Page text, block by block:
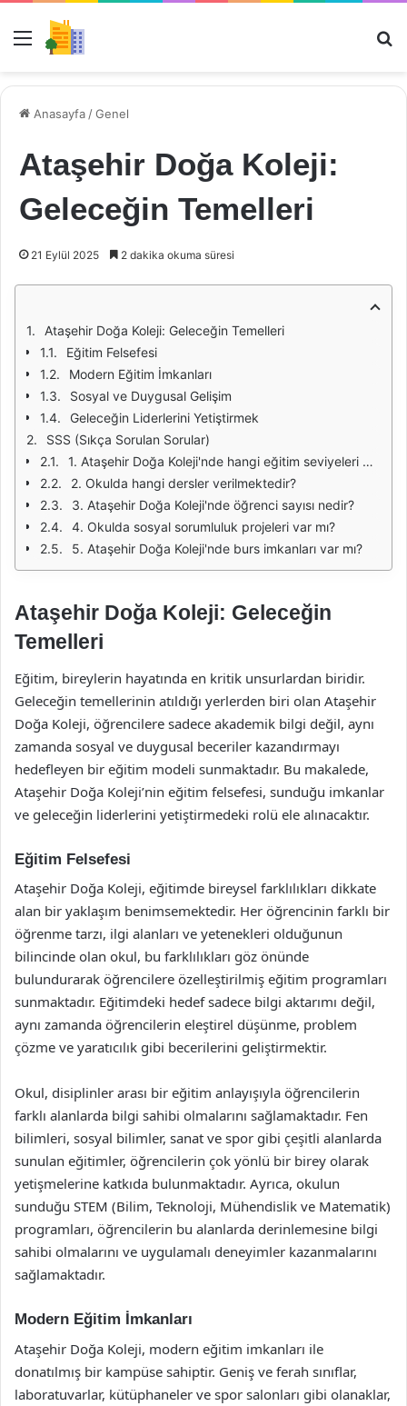
Menü
Anasayfa /Genel
Ataşehir Doğa Koleji:
Geleceğin Temelleri
21 Eylül 2025 2 dakika okuma süresi
Ataşehir Doğa Koleji: Geleceğin Temelleri
Eğitim Felsefesi
Modern Eğitim İmkanları
Sosyal ve Duygusal Gelişim
Geleceğin Liderlerini Yetiştirmek
SSS (Sıkça Sorulan Sorular)
1. Ataşehir Doğa Koleji'nde hangi eğitim seviyeleri bulunmaktadır?
2. Okulda hangi dersler verilmektedir?
3. Ataşehir Doğa Koleji'nde öğrenci sayısı nedir?
4. Okulda sosyal sorumluluk projeleri var mı?
5. Ataşehir Doğa Koleji'nde burs imkanları var mı?
Ataşehir Doğa Koleji: Geleceğin
Temelleri
Eğitim, bireylerin hayatında en kritik unsurlardan biridir.
Geleceğin temellerinin atıldığı yerlerden biri olan Ataşehir
Doğa Koleji, öğrencilere sadece akademik bilgi değil, aynı
zamanda sosyal ve duygusal beceriler kazandırmayı
hedefleyen bir eğitim modeli sunmaktadır. Bu makalede,
Ataşehir Doğa Koleji’nin eğitim felsefesi, sunduğu imkanlar
ve geleceğin liderlerini yetiştirmedeki rolü ele alınacaktır.
Eğitim Felsefesi
Ataşehir Doğa Koleji, eğitimde bireysel farklılıkları dikkate
alan bir yaklaşım benimsemektedir. Her öğrencinin farklı bir
öğrenme tarzı, ilgi alanları ve yetenekleri olduğunun
bilincinde olan okul, bu farklılıkları göz önünde
bulundurarak öğrencilere özelleştirilmiş eğitim programları
sunmaktadır. Eğitimdeki hedef sadece bilgi aktarımı değil,
aynı zamanda öğrencilerin eleştirel düşünme, problem
çözme ve yaratıcılık gibi becerilerini geliştirmektir.
Okul, disiplinler arası bir eğitim anlayışıyla öğrencilerin
farklı alanlarda bilgi sahibi olmalarını sağlamaktadır. Fen
bilimleri, sosyal bilimler, sanat ve spor gibi çeşitli alanlarda
sunulan eğitimler, öğrencilerin çok yönlü bir birey olarak
yetişmelerine katkıda bulunmaktadır. Ayrıca, okulun
sunduğu STEM (Bilim, Teknoloji, Mühendislik ve Matematik)
programları, öğrencilerin bu alanlarda derinlemesine bilgi
sahibi olmalarını ve uygulamalı deneyimler kazanmalarını
sağlamaktadır.
Modern Eğitim İmkanları
Ataşehir Doğa Koleji, modern eğitim imkanları ile
donatılmış bir kampüse sahiptir. Geniş ve ferah sınıflar,
laboratuvarlar, kütüphaneler ve spor salonları gibi olanaklar,